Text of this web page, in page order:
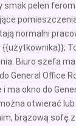
pełen
normalni
Biuro szefa
General Office
ma okno do
otwierać
brązową sofę